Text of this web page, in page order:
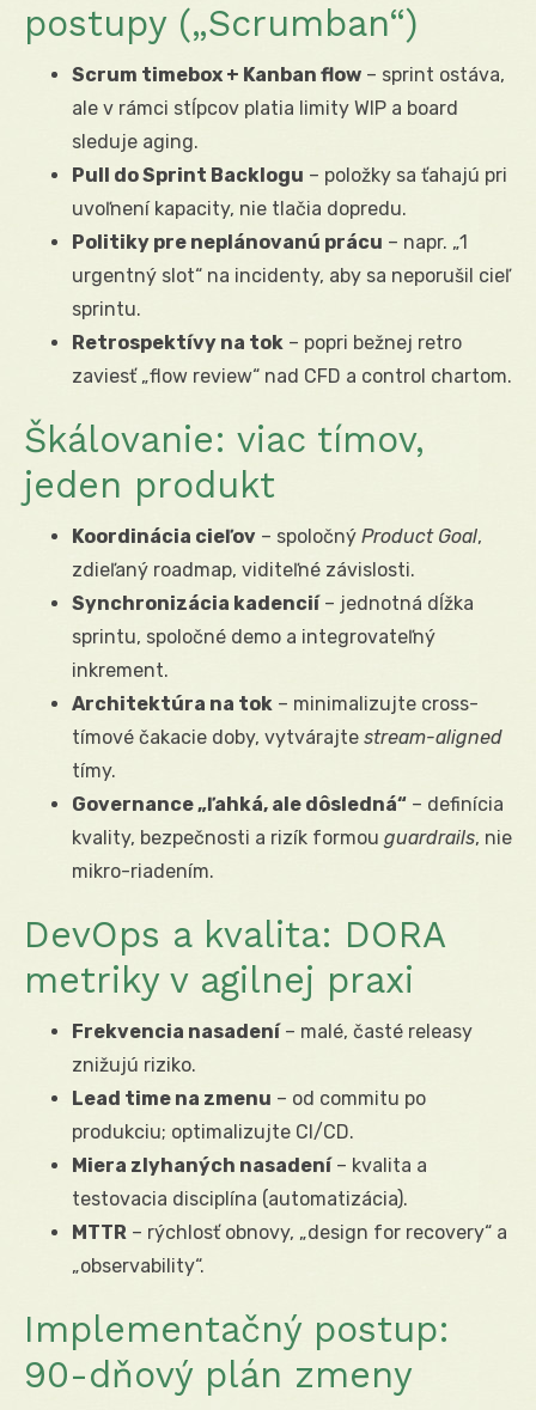
postupy („Scrumban“)
Scrum timebox + Kanban flow – sprint ostáva,
ale v rámci stĺpcov platia limity WIP a board
sleduje aging.
Pull do Sprint Backlogu – položky sa ťahajú pri
uvoľnení kapacity, nie tlačia dopredu.
Politiky pre neplánovanú prácu – napr. „1
urgentný slot“ na incidenty, aby sa neporušil cieľ
sprintu.
Retrospektívy na tok – popri bežnej retro
zaviesť „flow review“ nad CFD a control chartom.
Škálovanie: viac tímov,
jeden produkt
Koordinácia cieľov – spoločný Product Goal,
zdieľaný roadmap, viditeľné závislosti.
Synchronizácia kadencií– jednotná dĺžka
sprintu, spoločné demo a integrovateľný
inkrement.
Architektúra na tok – minimalizujte cross-
tímové čakacie doby, vytvárajte stream-aligned
tímy.
Governance „ľahká, ale dôsledná“ – definícia
kvality, bezpečnosti a rizík formou guardrails, nie
mikro-riadením.
DevOps a kvalita: DORA
metriky v agilnej praxi
Frekvencia nasadení– malé, časté releasy
znižujú riziko.
Lead time na zmenu – od commitu po
produkciu; optimalizujte CI/CD.
Miera zlyhaných nasadení– kvalita a
testovacia disciplína (automatizácia).
MTTR – rýchlosť obnovy, „design for recovery“ a
„observability“.
Implementačný postup:
90-dňový plán zmeny